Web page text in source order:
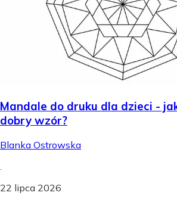
Mandale do druku dla dzieci -
dobry wzór?
Blanka Ostrowska
22 lipca 2026